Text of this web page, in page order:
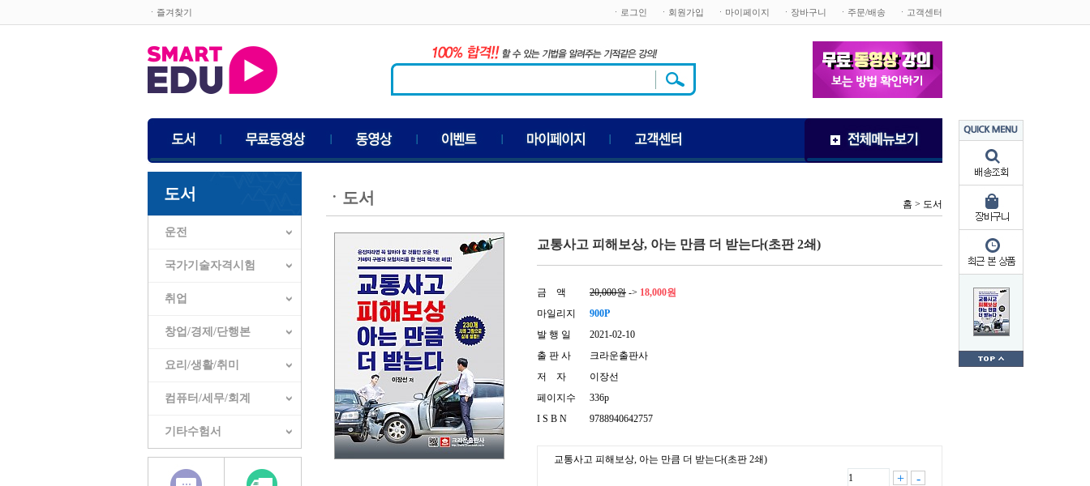
ㆍ즐겨찾기 ㆍ로그인 ㆍ회원가입 ㆍ마이페이지 ㆍ장바구니 ㆍ주문/배송 ㆍ고객센터
도서
운전
국가기술자격시험
취업
창업/경제/단행본
요리/생활/취미
컴퓨터/세무/회계
기타수험서
ㆍ 도서 홈 > 도서
교통사고 피해보상, 아는 만큼 더 받는다(초판 2쇄)
금 액 20,000원 -> 18,000원
마일리지
900P
발 행 일
2021-02-10
출 판 사
크라운출판사
저 자
이장선
페이지수
336p
I S B N
9788940642757
교통사고 피해보상, 아는 만큼 더 받는다(초판 2쇄)
+ -